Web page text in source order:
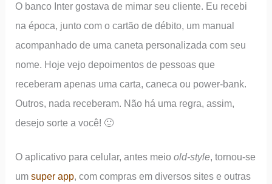
O banco Inter gostava de mimar seu cliente. Eu recebi
na época, junto com o cartão de débito, um manual
acompanhado de uma caneta personalizada com seu
nome. Hoje vejo depoimentos de pessoas que
receberam apenas uma carta, caneca ou power-bank.
Outros, nada receberam. Não há uma regra, assim,
desejo sorte a você! 🙂
O aplicativo para celular, antes meioold-style, tornou-se
umsuper app, com compras em diversos sites e outras